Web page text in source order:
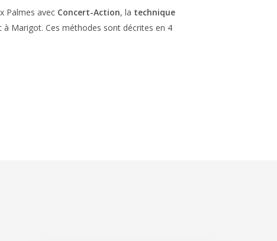
Palmes avec Concert-Action, la technique
à Marigot. Ces méthodes sont décrites en 4